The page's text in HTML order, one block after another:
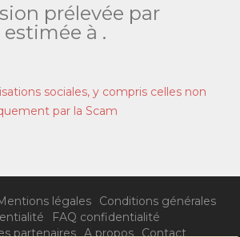
prélevée par
à .
sociales, y compris celles non
par la Scam
légales
Conditions générales
FAQ confidentialité
partenaires A propos Contact